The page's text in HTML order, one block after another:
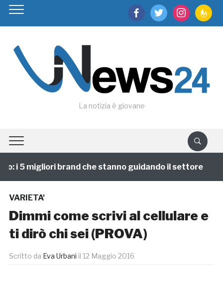
facebooktwitter instagram
La notizia è giovane
i 5 migliori brand che stanno guidando il settore
VARIETA'
Dimmi come scrivi al cellulare e
ti dirò chi sei (PROVA)
Scritto da Eva Urbani il 12 Maggio 2016